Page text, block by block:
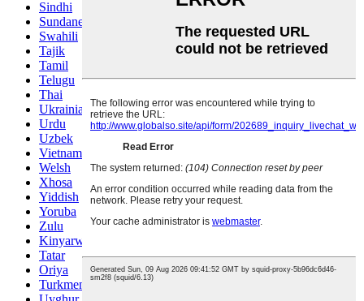
Sindhi
Sundanese
Swahili
Tajik
Tamil
Telugu
Thai
Ukrainian
Urdu
Uzbek
Vietnamese
Welsh
Xhosa
Yiddish
Yoruba
Zulu
Kinyarwanda
Tatar
Oriya
Turkmen